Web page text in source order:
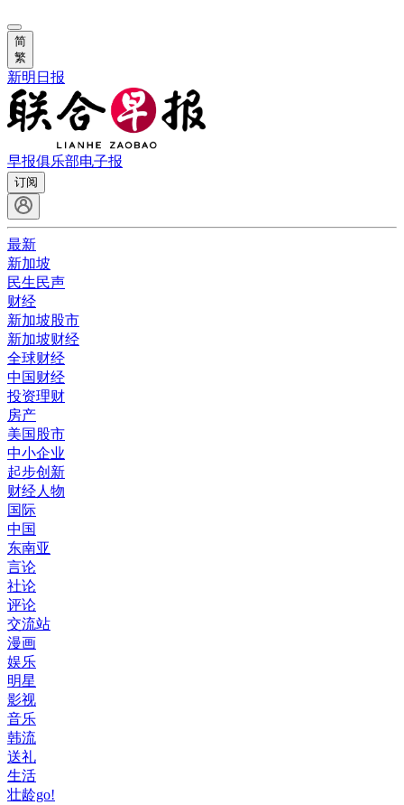
简
繁
新明日报
早报俱乐部电子报
订阅
最新
新加坡
民生民声
财经
新加坡股市
新加坡财经
全球财经
中国财经
投资理财
房产
美国股市
中小企业
起步创新
财经人物
国际
中国
东南亚
言论
社论
评论
交流站
漫画
娱乐
明星
影视
音乐
韩流
送礼
生活
壮龄go!